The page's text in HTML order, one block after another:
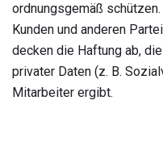
ordnungsgemäß
Kunden und anderen
decken die Haftung ab,
privater Daten (z. B.
Mitarbeiter ergibt.